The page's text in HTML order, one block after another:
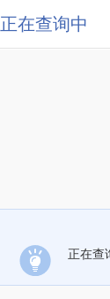
正在查询中
正在查